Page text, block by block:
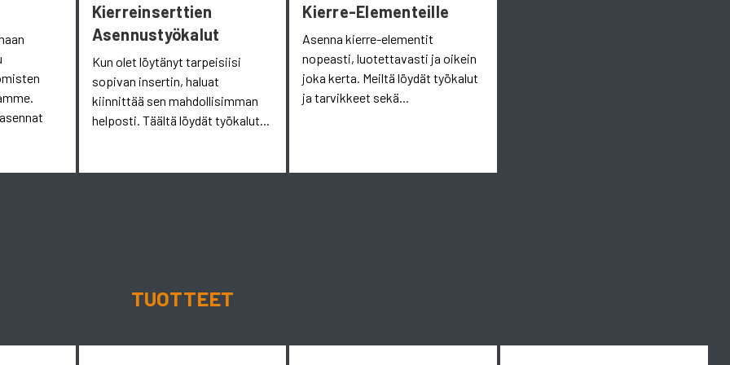
Kierreinserttien
Asennustyökalut
Kun olet löytänyt tarpeisiisi
sopivan insertin, haluat
kiinnittää sen mahdollisimman
helposti. Täältä löydät työkalut...
Kierre-Elementeille
Asenna kierre-elementit
nopeasti, luotettavasti ja oikein
joka kerta. Meiltä löydät työkalut
ja tarvikkeet sekä...
TUOTTEET